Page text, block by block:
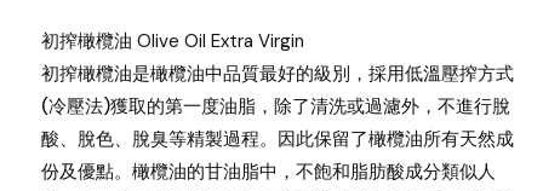
初搾橄欖油 Olive Oil Extra Virgin
初搾橄欖油是橄欖油中品質最好的級別，採用低溫壓搾方式
(冷壓法)獲取的第一度油脂，除了清洗或過濾外，不進行脫
酸、脫色、脫臭等精製過程。因此保留了橄欖油所有天然成
份及優點。橄欖油的甘油脂中，不飽和脂肪酸成分類似人